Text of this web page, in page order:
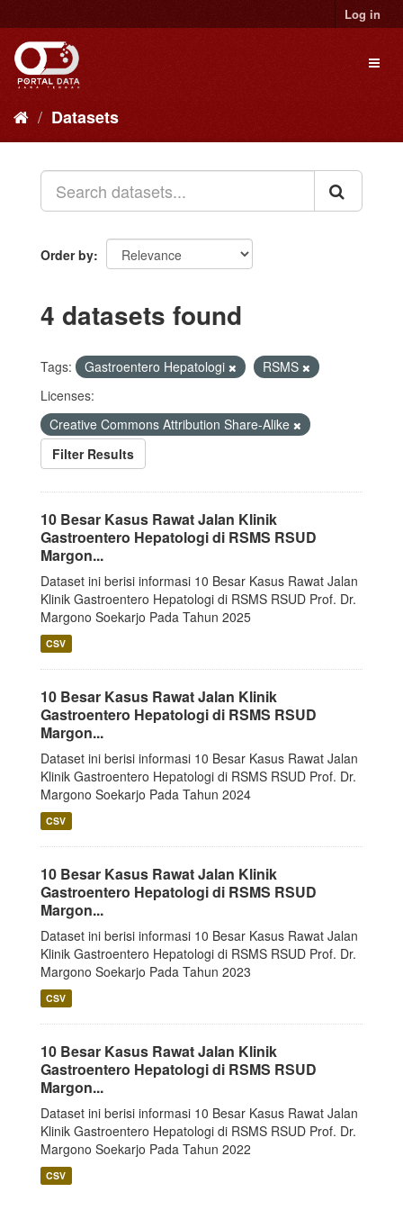
to
content
Log in
Datasets
Order by
4 datasets found
Tags: Gastroentero Hepatologi
RSMS
Licenses:
Creative Commons Attribution Share-Alike
Filter Results
10 Besar Kasus Rawat Jalan Klinik
Gastroentero Hepatologi di RSMS RSUD
Margon...
Dataset ini berisi informasi 10 Besar Kasus Rawat Jalan
Klinik Gastroentero Hepatologi di RSMS RSUD Prof. Dr.
Margono Soekarjo Pada Tahun 2025
CSV
10 Besar Kasus Rawat Jalan Klinik
Gastroentero Hepatologi di RSMS RSUD
Margon...
Dataset ini berisi informasi 10 Besar Kasus Rawat Jalan
Klinik Gastroentero Hepatologi di RSMS RSUD Prof. Dr.
Margono Soekarjo Pada Tahun 2024
CSV
10 Besar Kasus Rawat Jalan Klinik
Gastroentero Hepatologi di RSMS RSUD
Margon...
Dataset ini berisi informasi 10 Besar Kasus Rawat Jalan
Klinik Gastroentero Hepatologi di RSMS RSUD Prof. Dr.
Margono Soekarjo Pada Tahun 2023
CSV
10 Besar Kasus Rawat Jalan Klinik
Gastroentero Hepatologi di RSMS RSUD
Margon...
Dataset ini berisi informasi 10 Besar Kasus Rawat Jalan
Klinik Gastroentero Hepatologi di RSMS RSUD Prof. Dr.
Margono Soekarjo Pada Tahun 2022
CSV